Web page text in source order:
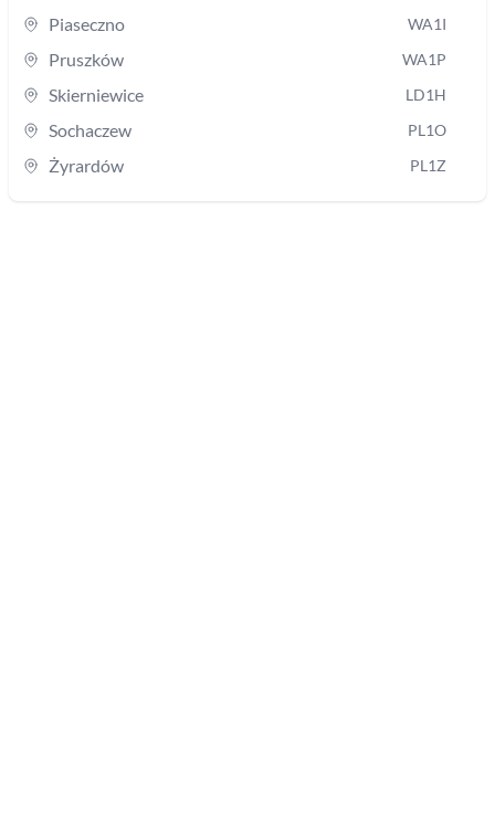
Piaseczno WA1I
Pruszków WA1P
Skierniewice LD1H
Sochaczew PL1O
Żyrardów PL1Z